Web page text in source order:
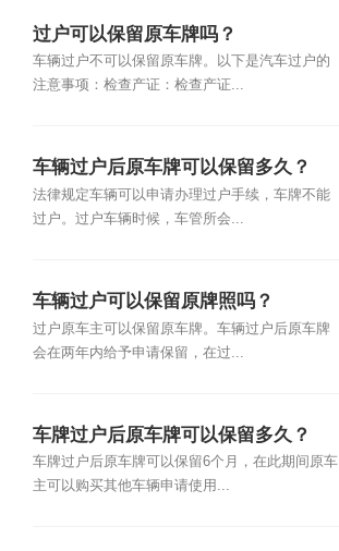
过户可以保留原车牌吗？
车辆过户不可以保留原车牌。以下是汽车过户的
注意事项：检查产证：检查产证...
车辆过户后原车牌可以保留多久？
法律规定车辆可以申请办理过户手续，车牌不能
过户。过户车辆时候，车管所会...
车辆过户可以保留原牌照吗？
过户原车主可以保留原车牌。车辆过户后原车牌
会在两年内给予申请保留，在过...
车牌过户后原车牌可以保留多久？
车牌过户后原车牌可以保留6个月，在此期间原车
主可以购买其他车辆申请使用...